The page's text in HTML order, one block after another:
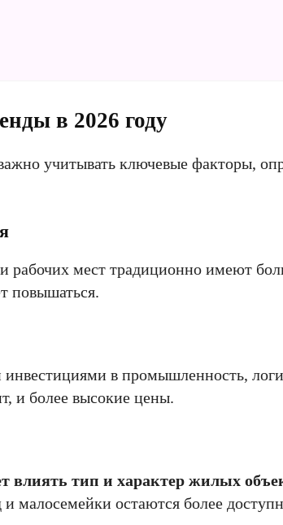
в 2026 году
учитывать ключевые факторы,
рабочих мест традиционно имеют
повышаться.
инвестициями в промышленность,
и более высокие цены.
влиять тип и характер жилых
малосемейки остаются более